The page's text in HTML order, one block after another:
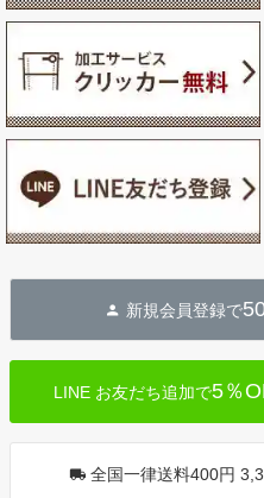
新規会員登録で
LINE お友だち追加で5％
全国一律送料400円